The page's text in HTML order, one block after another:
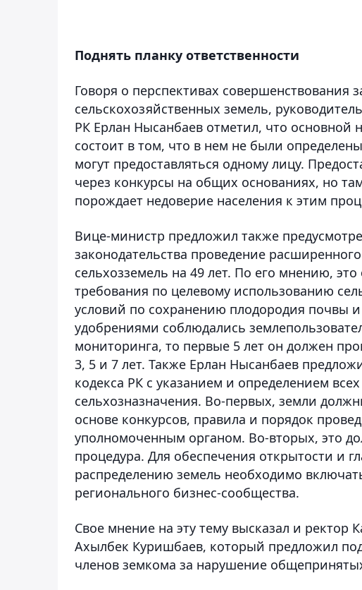
Поднять планку ответственности
Говоря о перспективах совершенствования
сельскохозяйственных земель,
РК Ерлан Нысанбаев отметил, что основной
состоит в том, что в нем не были
могут предоставляться одному лицу.
через конкурсы на общих основаниях, но
порождает недоверие населения к этим
Вице-министр предложил также
законодательства проведение
сельхозземель на 49 лет. По его мнению,
требования по целевому использованию
условий по сохранению плодородия почвы
удобрениями соблюдались
мониторинга, то первые 5 лет он должен
3, 5 и 7 лет. Также Ерлан Нысанбаев
кодекса РК с указанием и определением
сельхозназначения. Во-первых, земли
основе конкурсов, правила и порядок
уполномоченным органом. Во-вторых, это
процедура. Для обеспечения открытости и
распределению земель необходимо
регионального бизнес-сообщества.
Свое мнение на эту тему высказал и ректор
Ахылбек Куришбаев, который предложил
членов земкома за нарушение